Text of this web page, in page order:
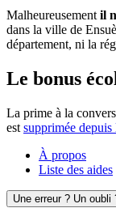
Malheureusement il
dans la ville de
département, ni la
Le bonus
La prime à la
est supprimée
À propos
Liste des aides
Une erreur ? Un